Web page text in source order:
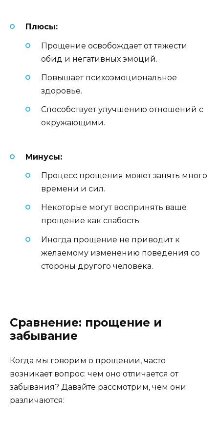
Плюсы:
Прощение освобождает от тяжести
обид и негативных эмоций.
Повышает психоэмоциональное
здоровье.
Способствует улучшению отношений с
окружающими.
Минусы:
Процесс прощения может занять много
времени и сил.
Некоторые могут воспринять ваше
прощение как слабость.
Иногда прощение не приводит к
желаемому изменению поведения со
стороны другого человека.
Сравнение: прощение и
забывание
Когда мы говорим о прощении, часто
возникает вопрос: чем оно отличается от
забывания? Давайте рассмотрим, чем они
различаются: